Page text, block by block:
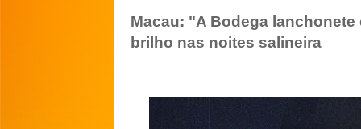
Macau: "A Bodega
brilho nas noites salineira